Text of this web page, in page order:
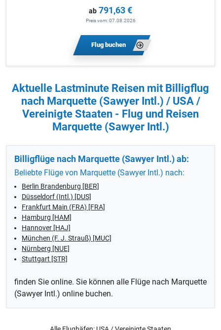
ab 791,63 €
Preis vom: 07.08.2026
Flug buchen
Aktuelle Lastminute Reisen mit Billigflug
nach Marquette (Sawyer Intl.) / USA /
Vereinigte Staaten - Flug und Reisen
Marquette (Sawyer Intl.)
Billigflüge nach Marquette (Sawyer Intl.) ab:
Beliebte Flüge von Marquette (Sawyer Intl.) nach:
Berlin Brandenburg [BER]
Düsseldorf (Intl.) [DUS]
Frankfurt Main (FRA) [FRA]
Hamburg [HAM]
Hannover [HAJ]
München (F. J. Strauß) [MUC]
Nürnberg [NUE]
Stuttgart [STR]
finden Sie online. Sie können alle Flüge nach Marquette
(Sawyer Intl.) online buchen.